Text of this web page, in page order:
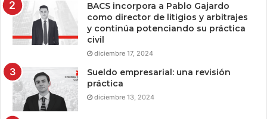
BACS incorpora a Pablo Gajardo
como director de litigios y arbitrajes
y continúa potenciando su práctica
civil
diciembre 17, 2024
Sueldo empresarial: una revisión
práctica
diciembre 13, 2024